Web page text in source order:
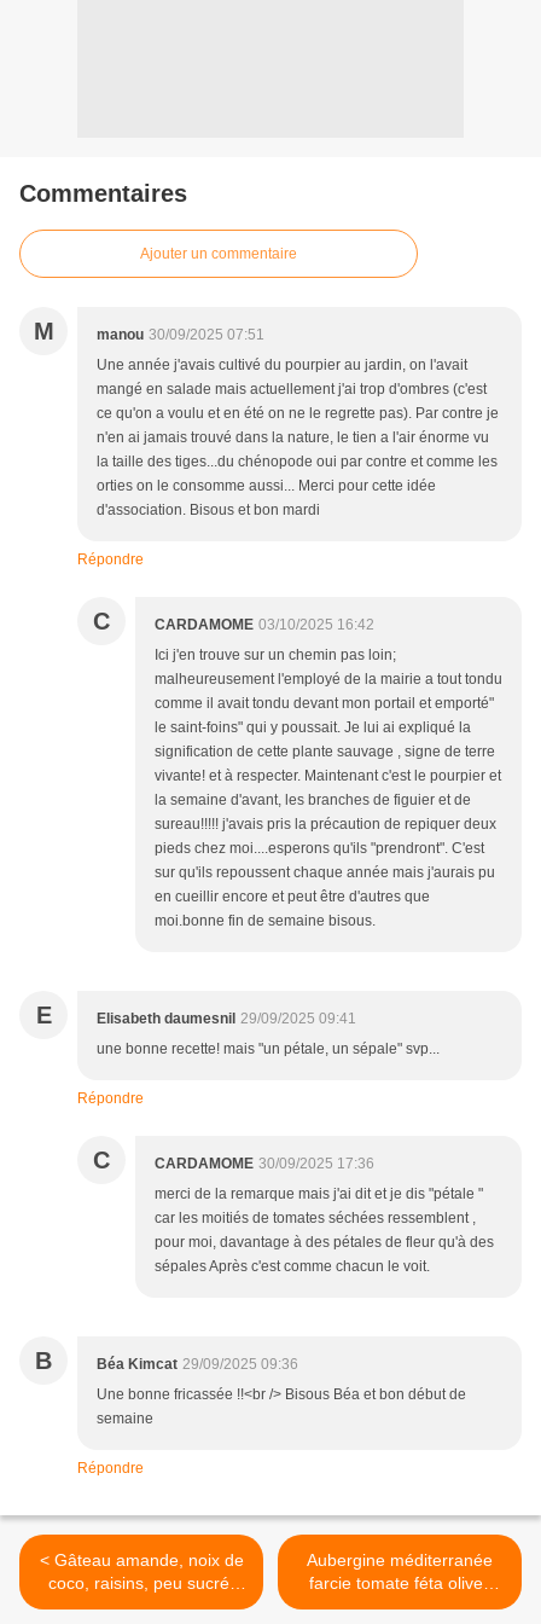
Commentaires
Ajouter un commentaire
M manou 30/09/2025 07:51
Une année j'avais cultivé du pourpier au jardin, on l'avait
mangé en salade mais actuellement j'ai trop d'ombres (c'est
ce qu'on a voulu et en été on ne le regrette pas). Par contre je
n'en ai jamais trouvé dans la nature, le tien a l'air énorme vu
la taille des tiges...du chénopode oui par contre et comme les
orties on le consomme aussi... Merci pour cette idée
d'association. Bisous et bon mardi
Répondre
C CARDAMOME 03/10/2025 16:42
Ici j'en trouve sur un chemin pas loin;
malheureusement l'employé de la mairie a tout tondu
comme il avait tondu devant mon portail et emporté"
le saint-foins" qui y poussait. Je lui ai expliqué la
signification de cette plante sauvage , signe de terre
vivante! et à respecter. Maintenant c'est le pourpier et
la semaine d'avant, les branches de figuier et de
sureau!!!!! j'avais pris la précaution de repiquer deux
pieds chez moi....esperons qu'ils "prendront". C'est
sur qu'ils repoussent chaque année mais j'aurais pu
en cueillir encore et peut être d'autres que
moi.bonne fin de semaine bisous.
E Elisabeth daumesnil 29/09/2025 09:41
une bonne recette! mais "un pétale, un sépale" svp...
Répondre
C CARDAMOME 30/09/2025 17:36
merci de la remarque mais j'ai dit et je dis "pétale "
car les moitiés de tomates séchées ressemblent ,
pour moi, davantage à des pétales de fleur qu'à des
sépales Après c'est comme chacun le voit.
B Béa Kimcat 29/09/2025 09:36
Une bonne fricassée !!<br /> Bisous Béa et bon début de
semaine
Répondre
< Gâteau amande, noix de
coco, raisins, peu sucré,
sans farine, parfumé
Aubergine méditerranée
farcie tomate féta olives
piment optionnel, un régal >